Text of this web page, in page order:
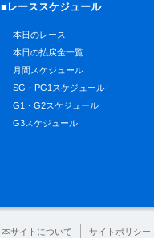
■レーススケジュール
本日のレース
本日の払戻金一覧
月間スケジュール
SG・PG1スケジュール
G1・G2スケジュール
G3スケジュール
本サイトについて サイトポリシー